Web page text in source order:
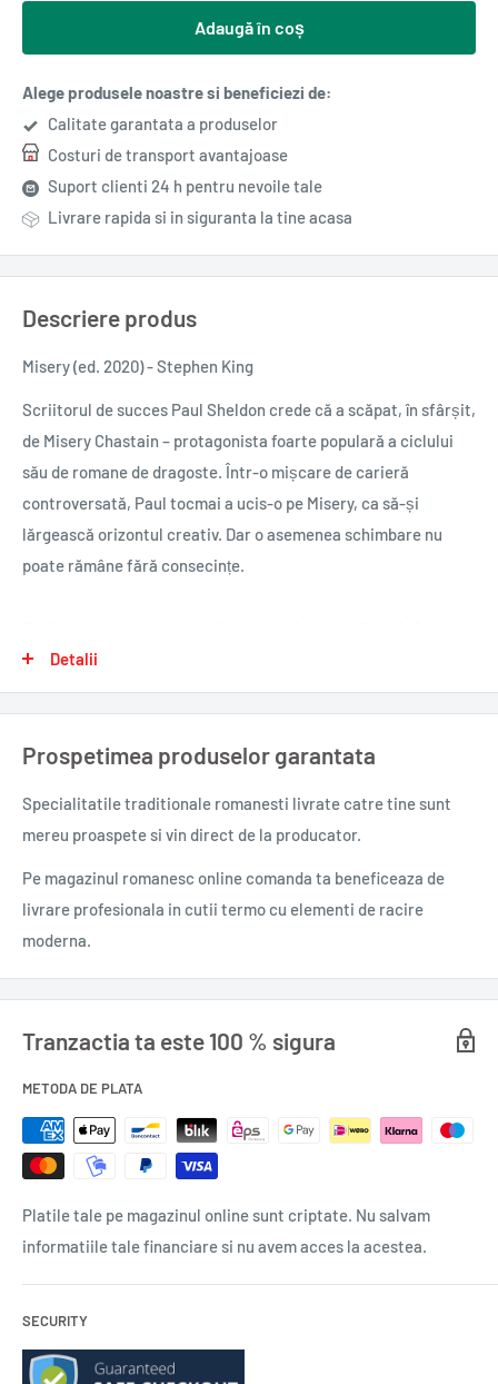
Adaugă în coș
Alege produsele noastre si beneficiezi de:
Calitate garantata a produselor
Costuri de transport avantajoase
Suport clienti 24 h pentru nevoile tale
Livrare rapida si in siguranta la tine acasa
Descriere produs
Misery (ed. 2020) - Stephen King
Scriitorul de succes Paul Sheldon crede că a scăpat, în sfârșit,
de Misery Chastain – protagonista foarte populară a ciclului
său de romane de dragoste. Într-o mișcare de carieră
controversată, Paul tocmai a ucis-o pe Misery, ca să-și
lărgească orizontul creativ. Dar o asemenea schimbare nu
poate rămâne fără consecințe.
imobilizat și se află la mila salvatoarei lui, care promite să-l
readucă la viață – cea mai înfocată fană a sa, Annie Wilkes.
Însă Annie e furioasă pentru ce i-a făcut Paul lui Misery și îi
cere să reabiliteze personajul într-un nou roman, scris sub
Scriitorul devine prizonierul propriei ficțiuni, iar torționarul
este cititorul său cel mai entuziast. Curând, tensiunea atinge
cote insuportabile și devine limpede că sfârșitul cărții va fi și
sfârșitul unuia dintre cei doi.
„Un Stephen King clasic, plin de întorsături de situație și de
suspans pur.“
„Stephen King în mare vervă, pe terenul său favorit… un roman
cu adevărat înfricoșător.“
„I-a auzit glasul, trezindu-l din ceață. A deschis ochii și a
văzut-o îndreptând o armă spre el. Ochii îi sclipeau de furie.
Saliva îi lucea pe dinți.
– Dacă-ți dorești cu atâta disperare libertatea, Paul, a spus
Detalii
Prospetimea produselor garantata
Specialitatile traditionale romanesti livrate catre tine sunt
mereu proaspete si vin direct de la producator.
Pe magazinul romanesc online comanda ta beneficeaza de
livrare profesionala in cutii termo cu elementi de racire
moderna.
Tranzactia ta este 100 % sigura
METODA DE PLATA
Platile tale pe magazinul online sunt criptate. Nu salvam
informatiile tale financiare si nu avem acces la acestea.
SECURITY